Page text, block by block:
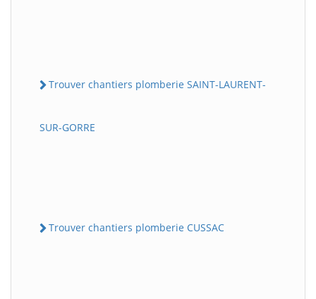
Trouver chantiers plomberie SAINT-LAURENT-
SUR-GORRE
Trouver chantiers plomberie CUSSAC